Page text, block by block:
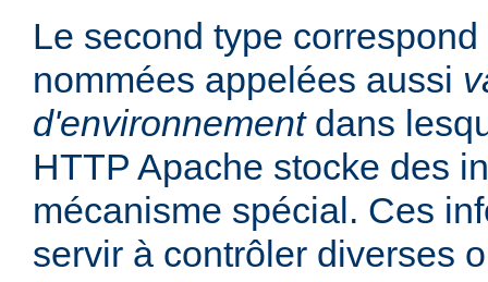
Le second type
nommées appelées aussi
d'environnementdans
HTTP Apache stocke des
mécanisme spécial. Ces
servir à contrôler diverses